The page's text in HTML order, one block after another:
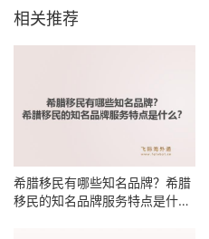
相关推荐
希腊移民有哪些知名品牌？希腊
移民的知名品牌服务特点是什